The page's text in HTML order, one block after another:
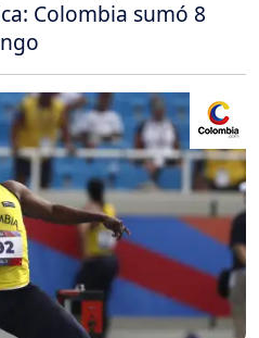
Colombia sumó 8